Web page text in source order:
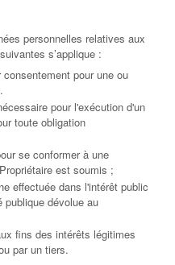
personnelles relatives aux
s’applique :
pour une ou
pour l'exécution d'un
toute obligation
se conformer à une
est soumis ;
effectuée dans l'intérêt public
publique dévolue au
fins des intérêts légitimes
par un tiers.